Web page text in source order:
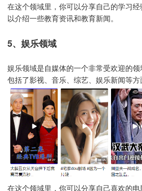
在这个领域里，你可以分享自己的学习
以介绍一些教育资讯和教育新闻。
5、娱乐领域
娱乐领域是自媒体的一个非常受欢迎的
包括了影视、音乐、综艺、娱乐新闻等方
在这个领域里，你可以分享自己喜欢的